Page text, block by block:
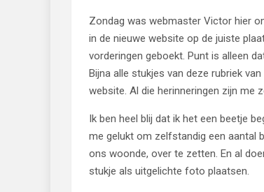
Zondag was webmaster Victor hier
in de nieuwe website op de juiste
vorderingen geboekt. Punt is alleen
Bijna alle stukjes van deze rubriek
website. Al die herinneringen zijn me
Ik ben heel blij dat ik het een beetje
me gelukt om zelfstandig een aantal
ons woonde, over te zetten. En al
stukje als uitgelichte foto plaatsen.